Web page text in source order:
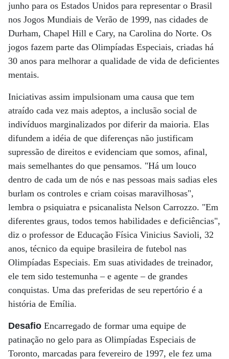
junho para os Estados Unidos para representar o Brasil
nos Jogos Mundiais de Verão de 1999, nas cidades de
Durham, Chapel Hill e Cary, na Carolina do Norte. Os
jogos fazem parte das Olimpíadas Especiais, criadas há
30 anos para melhorar a qualidade de vida de deficientes
mentais.
Iniciativas assim impulsionam uma causa que tem
atraído cada vez mais adeptos, a inclusão social de
indivíduos marginalizados por diferir da maioria. Elas
difundem a idéia de que diferenças não justificam
supressão de direitos e evidenciam que somos, afinal,
mais semelhantes do que pensamos. "Há um louco
dentro de cada um de nós e nas pessoas mais sadias eles
burlam os controles e criam coisas maravilhosas",
lembra o psiquiatra e psicanalista Nelson Carrozzo. "Em
diferentes graus, todos temos habilidades e deficiências",
diz o professor de Educação Física Vinicius Savioli, 32
anos, técnico da equipe brasileira de futebol nas
Olimpíadas Especiais. Em suas atividades de treinador,
ele tem sido testemunha – e agente – de grandes
conquistas. Uma das preferidas de seu repertório é a
história de Emília.
Desafio Encarregado de formar uma equipe de
patinação no gelo para as Olimpíadas Especiais de
Toronto, marcadas para fevereiro de 1997, ele fez uma